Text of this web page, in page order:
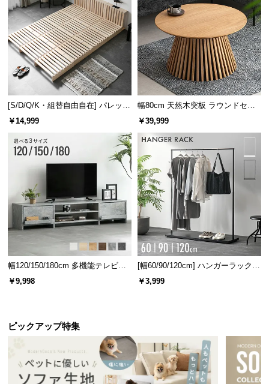
[S/D/Q/K・組替自由自在] パレット
ベッド 8/12/16枚セット
￥14,999
幅80cm 天然木突板 ラウンドセン
ターテーブル 美しい格子デザイン
￥39,999
幅120/150/180cm 多機能テレビボ
ード 木目/石目調 オープン収納・
￥9,998
[幅60/90/120cm] ハンガーラック
スチール 4段階高さ調節 サイドフ
￥3,999
ピックアップ特集